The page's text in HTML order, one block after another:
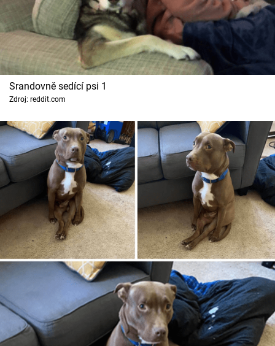
Cool Esport
Pořady
TV Program
Sledujte prima+
Přihlášení
Sledujte nás
Srandovně sedící psi 1
Zdroj: reddit.com